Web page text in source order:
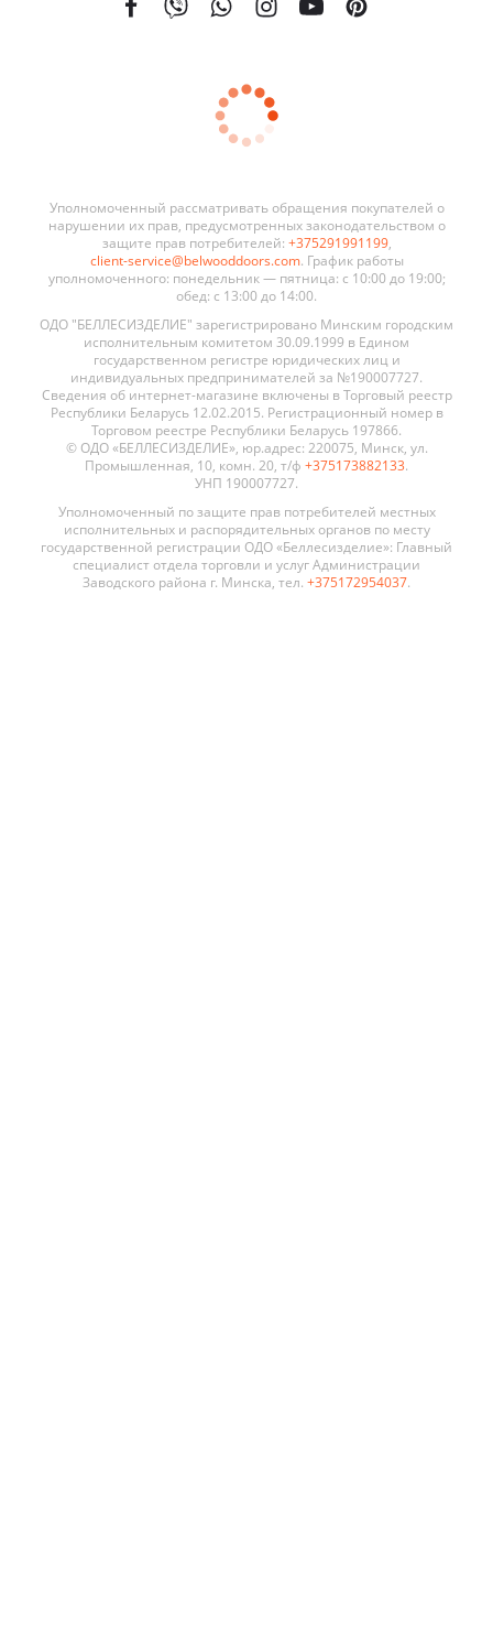
защите прав потребителей:
client-service@belwooddoors.com. График работы
уполномоченного: понедельник — пятница: с 10:00 до 19:00;
обед: с 13:00 до 14:00.
ОДО "БЕЛЛЕСИЗДЕЛИЕ" зарегистрировано Минским городским
исполнительным комитетом 30.09.1999 в Едином
государственном регистре юридических лиц и
индивидуальных предпринимателей за №190007727.
Сведения об интернет-магазине включены в Торговый реестр
Республики Беларусь 12.02.2015. Регистрационный номер в
Торговом реестре Республики Беларусь 197866.
© ОДО «БЕЛЛЕСИЗДЕЛИЕ», юр.адрес: 220075, Минск, ул.
Промышленная, 10, комн. 20, т/ф+375173882133.
УНП 190007727.
Уполномоченный по защите прав потребителей местных
исполнительных и распорядительных органов по месту
государственной регистрации ОДО «Беллесизделие»: Главный
специалист отдела торговли и услуг Администрации
Заводского района г. Минска, тел.+375172954037.